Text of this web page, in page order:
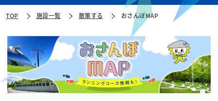
TOP 施設一覧 散策する おさんぽMAP